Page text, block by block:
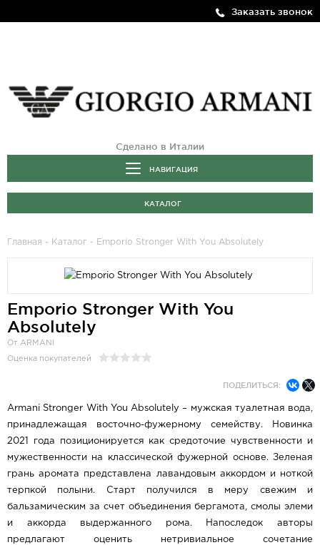
Заказать звонок
Сделано в Италии
НАВИГАЦИЯ
КАТАЛОГ
Главная - Каталог - Emporio Stronger With You Absolutely
Emporio Stronger With You
Absolutely
От ARMANI
Оценка покупателей
ПОДЕЛИТЬСЯ:
Armani Stronger With You Absolutely – мужская туалетная вода,
принадлежащая восточно-фужерному семейству. Новинка
2021 года позиционируется как средоточие чувственности и
мужественности на классической фужерной основе. Зеленая
грань аромата представлена лавандовым аккордом и ноткой
терпкой полыни. Старт получился в меру свежим и
бальзамическим за счет объединения бергамота, смолы элеми
и аккорда выдержанного рома. Напоследок авторы
предлагают оценить нетривиальное сочетание